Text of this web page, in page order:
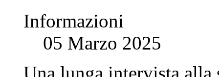
Informazioni
05 Marzo 2025